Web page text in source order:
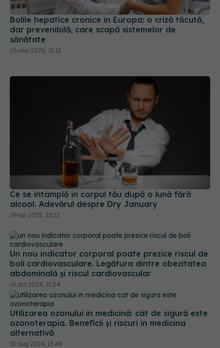
Bolile hepatice cronice în Europa: o criză tăcută,
dar prevenibilă, care scapă sistemelor de
sănătate
26 mai 2026, 21:12
Ce se întâmplă în corpul tău după o lună fără
alcool. Adevărul despre Dry January
09 ian 2025, 23:22
Un nou indicator corporal poate prezice riscul de
boli cardiovasculare. Legătura dintre obezitatea
abdominală și riscul cardiovascular
16 oct 2024, 21:54
Utilizarea ozonului în medicină: cât de sigură este
ozonoterapia. Beneficii și riscuri în medicina
alternativă
30 aug 2024, 13:48